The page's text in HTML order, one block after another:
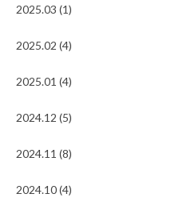
2025.03 (1)
2025.02 (4)
2025.01 (4)
2024.12 (5)
2024.11 (8)
2024.10 (4)